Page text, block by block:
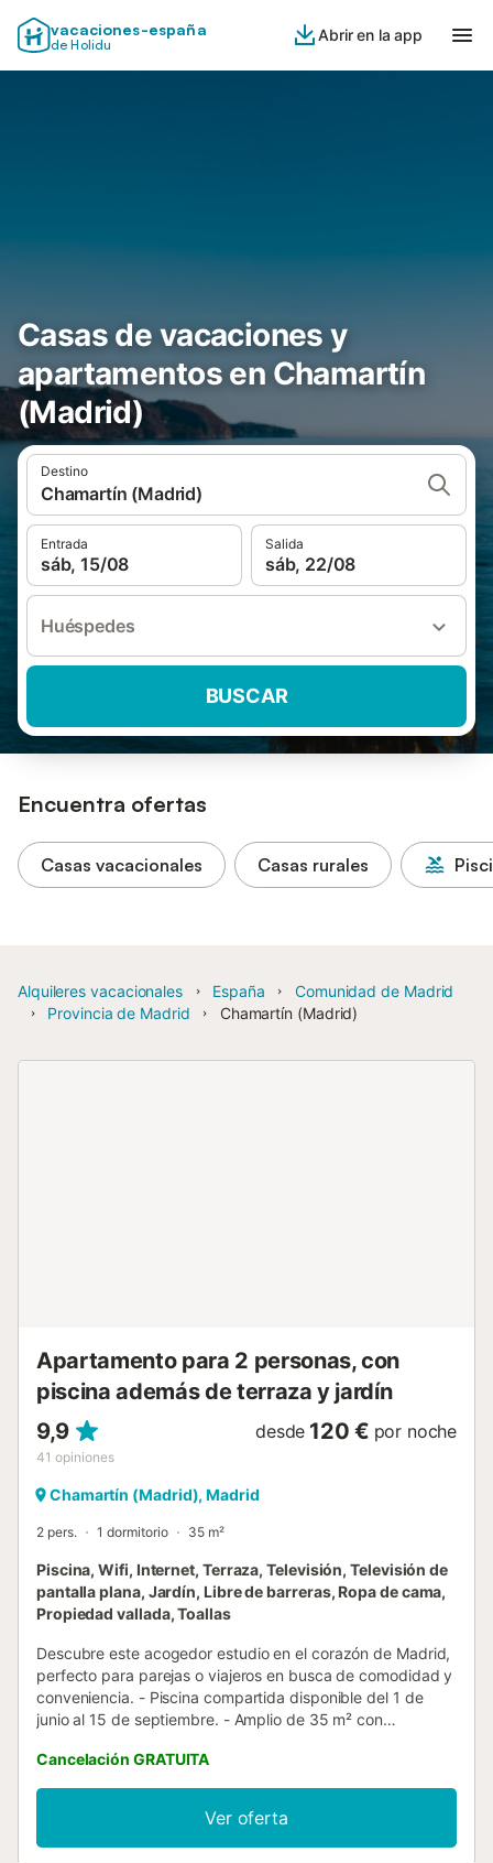
vacaciones-españa
de Holidu
Abrir en la app
Casas de vacaciones y
apartamentos en Chamartín
(Madrid)
Destino
Chamartín (Madrid)
Entrada
sáb, 15/08
Salida
sáb, 22/08
Huéspedes
BUSCAR
Encuentra ofertas
Casas vacacionales Casas rurales
Alquileres vacacionales España
Comunidad de Madrid
Provincia de Madrid
Chamartín (Madrid)
Apartamento para 2 personas, con
piscina además de terraza y jardín
9,9
41 opiniones
desde 120 € por noche
Chamartín (Madrid), Madrid
2 pers. 1 dormitorio 35 m²
Piscina, Wifi, Internet, Terraza, Televisión, Televisión de
pantalla plana, Jardín, Libre de barreras, Ropa de cama,
Propiedad vallada, Toallas
Descubre este acogedor estudio en el corazón de Madrid,
perfecto para parejas o viajeros en busca de comodidad y
conveniencia. - Piscina compartida disponible del 1 de
junio al 15 de septiembre. - Amplio de 35 m² con
rampa. Exterior : Fuera, puedes disfrutar de un hermoso
jardín, ideal para relajarte después de un día de turismo.
La piscina compartida, abierta del 1 de junio al 15 de
septiembre, añade una capa extra de comodidad a tu
estancia. La terraza ofrece una vista tranquila del jardín,
Cancelación GRATUITA
Ver oferta